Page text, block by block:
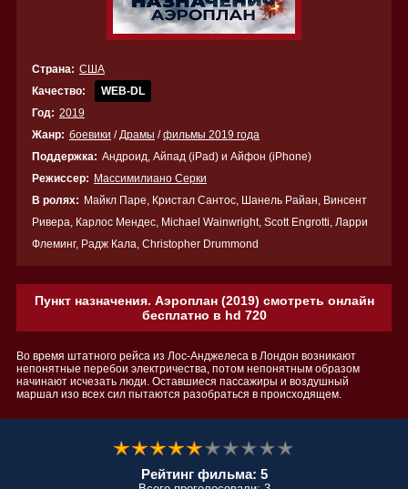
Страна: США
Качество:
WEB-DL
Год: 2019
Жанр: боевики /Драмы /фильмы 2019 года
Поддержка: Андроид, Айпад (iPad) и Айфон (iPhone)
Режиссер: Массимилиано Серки
В ролях: Майкл Паре, Кристал Сантос, Шанель Райан, Винсент
Ривера, Карлос Мендес, Michael Wainwright, Scott Engrotti, Ларри
Флеминг, Радж Кала, Christopher Drummond
Пункт назначения. Аэроплан (2019) смотреть онлайн
бесплатно в hd 720
Во время штатного рейса из Лос-Анджелеса в Лондон возникают
непонятные перебои электричества, потом непонятным образом
начинают исчезать люди. Оставшиеся пассажиры и воздушный
маршал изо всех сил пытаются разобраться в происходящем.
Рейтинг фильма: 5